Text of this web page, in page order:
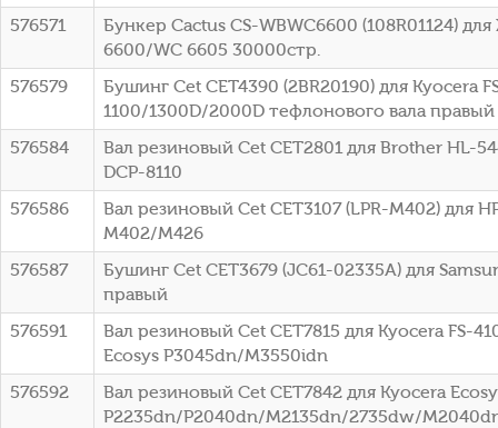
576571
Бункер Cactus CS-WBWC6600 (108R01124) для
6600/WC 6605 30000стр.
576579
Бушинг Cet CET4390 (2BR20190) для Kyocera
1100/1300D/2000D тефлонового вала правый
576584
Вал резиновый Cet CET2801 для Brother HL-
DCP-8110
576586
Вал резиновый Cet CET3107 (LPR-M402) для
M402/M426
576587
Бушинг Cet CET3679 (JC61-02335A) для
правый
576591
Вал резиновый Cet CET7815 для Kyocera FS-
Ecosys P3045dn/M3550idn
576592
Вал резиновый Cet CET7842 для Kyocera
P2235dn/P2040dn/M2135dn/2735dw/